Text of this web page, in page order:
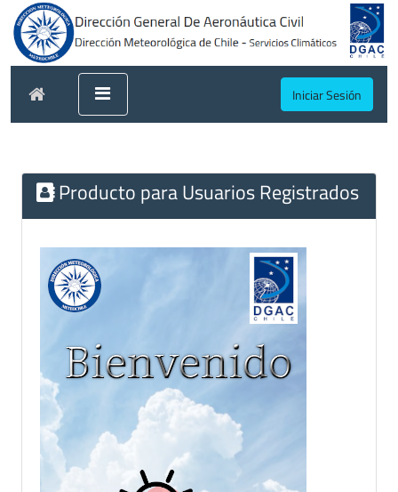
Iniciar Sesión
Producto para Usuarios Registrados